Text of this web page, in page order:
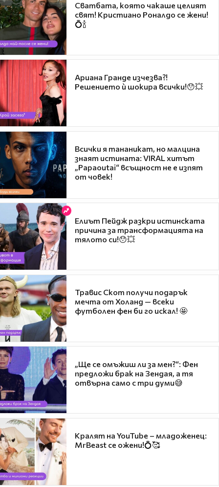
Сватбата, която чакаше целият
свят! Кристиано Роналдо се жени!
💍🍾
Ариана Гранде изчезва?!
Решението ѝ шокира всички!😯💥
Всички я тананикат, но малцина
знаят истината: VIRAL хитът
„Papaoutai“ всъщност не е изпят
от човек!
Елиът Пейдж разкри истинската
причина за трансформацията на
тялото си!😯💥
Травис Скот получи подарък
мечта от Холанд — всеки
футболен фен би го искал! 🤩
„Ще се омъжиш ли за мен?“: Фен
предложи брак на Зендая, а тя
отвърна само с три думи😅
Кралят на YouTube – младоженец:
MrBeast се ожени!💍🥰